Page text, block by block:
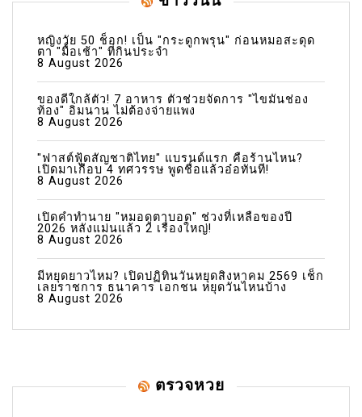
หญิงวัย 50 ช็อก! เป็น "กระดูกพรุน" ก่อนหมอสะดุด
ตา "มื้อเช้า" ที่กินประจำ
8 August 2026
ของดีใกล้ตัว! 7 อาหาร ตัวช่วยจัดการ "ไขมันช่อง
ท้อง" อิ่มนาน ไม่ต้องจ่ายแพง
8 August 2026
"ฟาสต์ฟู้ดสัญชาติไทย" แบรนด์แรก คือร้านไหน?
เปิดมาเกือบ 4 ทศวรรษ พูดชื่อแล้วอ๋อทันที!
8 August 2026
เปิดคำทำนาย "หมอดูตาบอด" ช่วงที่เหลือของปี
2026 หลังแม่นแล้ว 2 เรื่องใหญ่!
8 August 2026
มีหยุดยาวไหม? เปิดปฏิทินวันหยุดสิงหาคม 2569 เช็ก
เลยราชการ ธนาคาร เอกชน หยุดวันไหนบ้าง
8 August 2026
ตรวจหวย